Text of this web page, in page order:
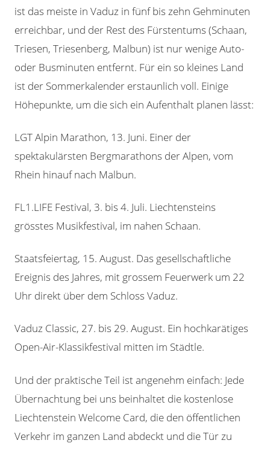
ist das meiste in Vaduz in fünf bis zehn Gehminuten
erreichbar, und der Rest des Fürstentums (Schaan,
Triesen, Triesenberg, Malbun) ist nur wenige Auto-
oder Busminuten entfernt. Für ein so kleines Land
ist der Sommerkalender erstaunlich voll. Einige
Höhepunkte, um die sich ein Aufenthalt planen lässt:
LGT Alpin Marathon, 13. Juni. Einer der
spektakulärsten Bergmarathons der Alpen, vom
Rhein hinauf nach Malbun.
FL1.LIFE Festival, 3. bis 4. Juli. Liechtensteins
grösstes Musikfestival, im nahen Schaan.
Staatsfeiertag, 15. August. Das gesellschaftliche
Ereignis des Jahres, mit grossem Feuerwerk um 22
Uhr direkt über dem Schloss Vaduz.
Vaduz Classic, 27. bis 29. August. Ein hochkarätiges
Open-Air-Klassikfestival mitten im Städtle.
Und der praktische Teil ist angenehm einfach: Jede
Übernachtung bei uns beinhaltet die kostenlose
Liechtenstein Welcome Card, die den öffentlichen
Verkehr im ganzen Land abdeckt und die Tür zu